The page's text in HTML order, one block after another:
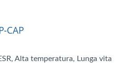
CAP
Alta temperatura, Lunga vita